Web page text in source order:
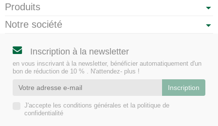
Produits
Notre société
Inscription à la newsletter
en vous inscrivant à la newsletter, bénéficier automatiquement d'un
bon de réduction de 10 % . N'attendez- plus !
J'accepte les conditions générales et la politique de
confidentialité